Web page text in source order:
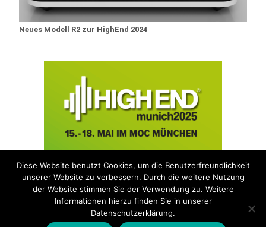
Neues Modell R2 zur HighEnd 2024
Wir stellen aus in Halle 3, Stand P21
Diese Website benutzt Cookies, um die Benutzerfreundlichkeit
unserer Website zu verbessern. Durch die weitere Nutzung
der Website stimmen Sie der Verwendung zu. Weitere
Informationen hierzu finden Sie in unserer
Datenschutzerklärung.